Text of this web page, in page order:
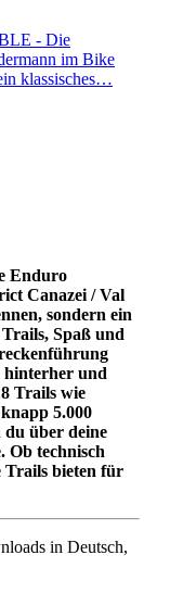
- Die
im Bike
klassisches…
Enduro
Canazei / Val
sondern ein
Spaß und
hinterher und
Trails wie
5.000
du über deine
Ob technisch
Trails bieten für
in Deutsch,